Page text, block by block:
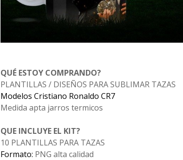
QUÉ ESTOY COMPRANDO?
PLANTILLAS / DISEÑOS PARA SUBLIMAR TAZAS
Modelos Cristiano Ronaldo CR7
Medida apta jarros termicos
QUE INCLUYE EL KIT?
10 PLANTILLAS PARA TAZAS
Formato: PNG alta calidad